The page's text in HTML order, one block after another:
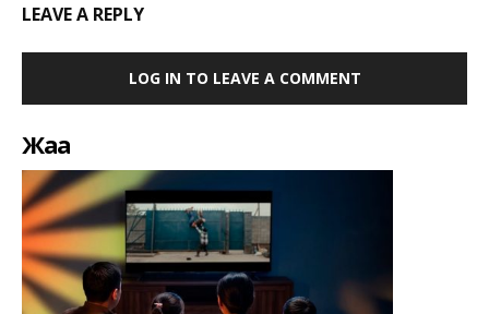
LEAVE A REPLY
LOG IN TO LEAVE A COMMENT
Жаңа